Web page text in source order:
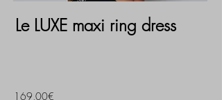
Le LUXE maxi ring dress
169,00€